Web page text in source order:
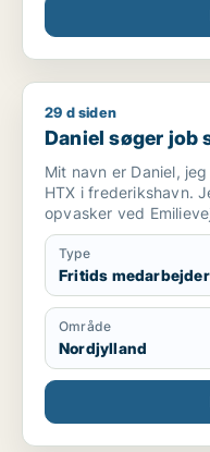
Daniel søger job som
29 d siden
Daniel søger job
Mit navn er Daniel,
HTX i frederikshavn.
opvasker ved
til 2023. Før det
omdeler.
Type
Fritids medarbejder
Område
Nordjylland